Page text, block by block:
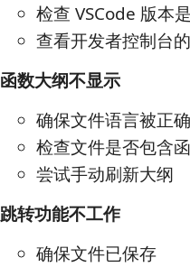
检查 VSCode 版本
查看开发者控制台
函数大纲不显示
确保文件语言被正
检查文件是否包含
尝试手动刷新大纲
跳转功能不工作
确保文件已保存